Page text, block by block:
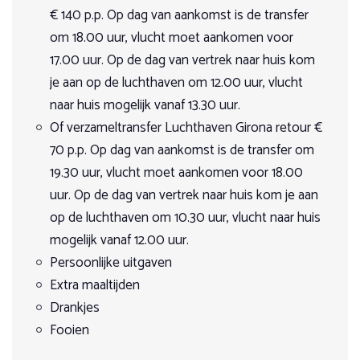
boerderij. Na aankomst ontspannen we in onze sfeervolle
tuin, of in het gezelschap van de paarden die in de wei
genieten van welverdiende rust.
Vandaag rijden we door het prachtige en goed bewaarde
gebied van Vilademuls. We verlaten de boerderij en
passeren het kleine dorpje Vilafreser met zijn gotische
renaissance kerk van romaanse oorsprong en een
voorgevel uit de 14de eeuw. We genieten van aangename
draf- en galopmomenten over landweggetjes en door
dichte bossen met overal rozemarijn en tijm. Onze
dagelijkse picknick houden we in de buurt van het dorpje
Tarradelles. Op de terugweg komen we langs typische
boerderijen, velden en gewassen. In de verte zien we de
middeleeuwse verdedigingstoren van Vilafreser met een
uitzonderlijke hoogte van 18 meter.
Dag 4
3 in optie
€ 1.600,00
Boeken
di 1 september 2026
zo 6 september 2026
6 Dagen
Op aanvraag
€ 1.455,00
ma 7 september 2026
za 12 september 2026
6 Dagen
Op aanvraag
Vol
€ 1.455,00
€ 140 p.p. Op dag van aankomst is de transfer
om 18.00 uur, vlucht moet aankomen voor
17.00 uur. Op de dag van vertrek naar huis kom
je aan op de luchthaven om 12.00 uur, vlucht
naar huis mogelijk vanaf 13.30 uur.
Of verzameltransfer Luchthaven Girona retour €
70 p.p. Op dag van aankomst is de transfer om
19.30 uur, vlucht moet aankomen voor 18.00
uur. Op de dag van vertrek naar huis kom je aan
op de luchthaven om 10.30 uur, vlucht naar huis
mogelijk vanaf 12.00 uur.
Persoonlijke uitgaven
Extra maaltijden
Drankjes
Fooien